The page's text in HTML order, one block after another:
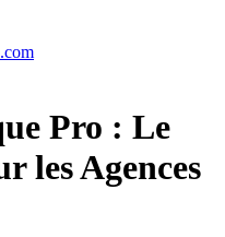
Pro : Le
les Agences